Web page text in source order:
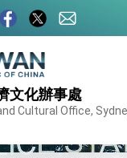
文化辦事處
Cultural Office,
」，進一步深化台美交流
屆亞太在宅醫療大會開
部發布WHA文宣影片「
台灣智慧醫療與健康產業
展現台灣守護全球健康的
出訪史瓦帝尼返國談話
世界 盼與理念相近國家